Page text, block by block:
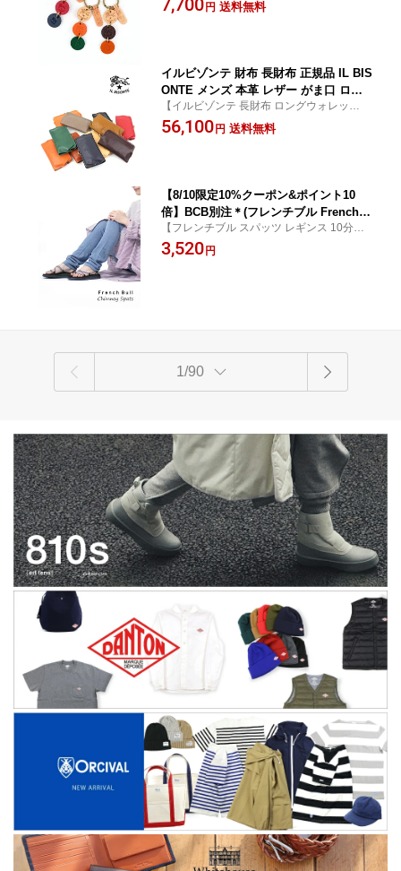
7,700 円 送料無料
イルビゾンテ 財布 長財布 正規品 IL BIS
ONTE メンズ 本革 レザー がま口 ロン
グウォレット ブラック ネイビー ミドル
グレー レッド おしゃれ かわいい 売れ
【イルビゾンテ 長財布 ロングウォレット】
【送料無料】【国内正規品】【CP対象外】
56,100 円 送料無料
【8/10限定10%クーポン&ポイント10
倍】BCB別注＊(フレンチブル French B
ull) コットンレーヨン スパッツ レギン
ス 10分丈 チムニースパッツ 2nd ・120-
【フレンチブル スパッツ レギンス 10分丈
チムニースパッツ 2nd 】【メール便で送料
220円】【国内正規品】
3,520 円
1/90